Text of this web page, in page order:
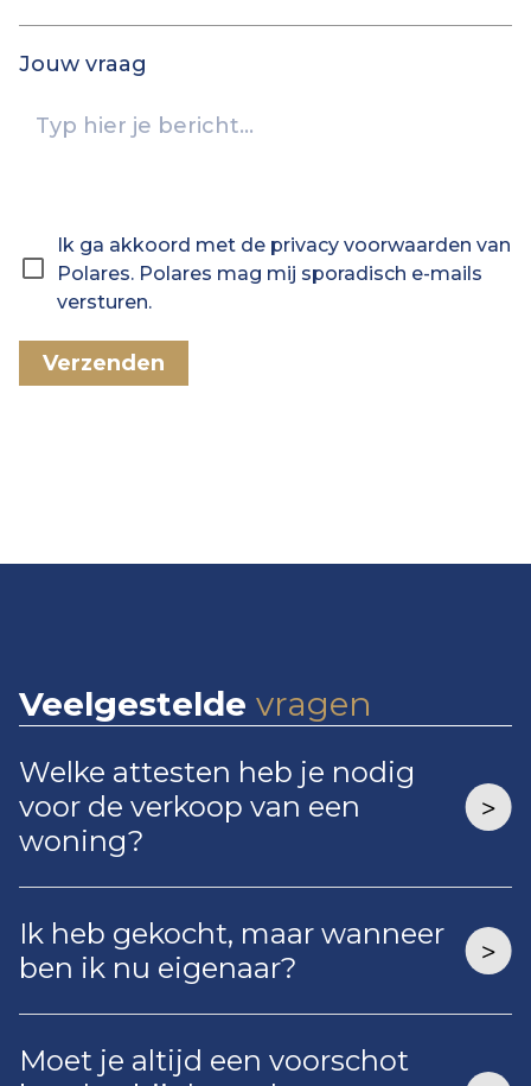
Jouw vraag
Ik ga akkoord met de privacy voorwaarden van
Polares. Polares mag mij sporadisch e-mails
versturen.
Verzenden
Veelgestelde vragen
Welke attesten heb je nodig
voor de verkoop van een
woning?
Ik heb gekocht, maar wanneer
ben ik nu eigenaar?
Moet je altijd een voorschot